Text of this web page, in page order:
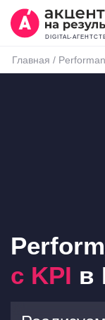
DIGITAL-
Главная /
с KPI в